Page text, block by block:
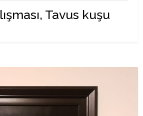
Tavus kuşu